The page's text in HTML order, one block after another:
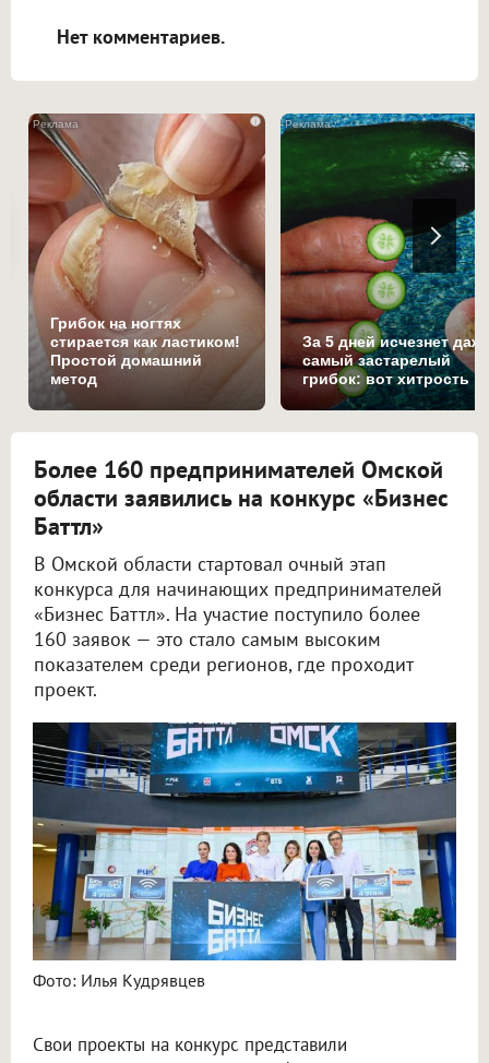
Нет комментариев.
i
Грибок на ногтях
стирается как ластиком!
Простой домашний
метод
За 5 дней исчезнет
самый застарелый
грибок: вот хитрость
Более 160 предпринимателей Омской
области заявились на конкурс «Бизнес
Баттл»
В Омской области стартовал очный этап
конкурса для начинающих предпринимателей
«Бизнес Баттл». На участие поступило более
160 заявок — это стало самым высоким
показателем среди регионов, где проходит
проект.
Фото: Илья Кудрявцев
Свои проекты на конкурс представили